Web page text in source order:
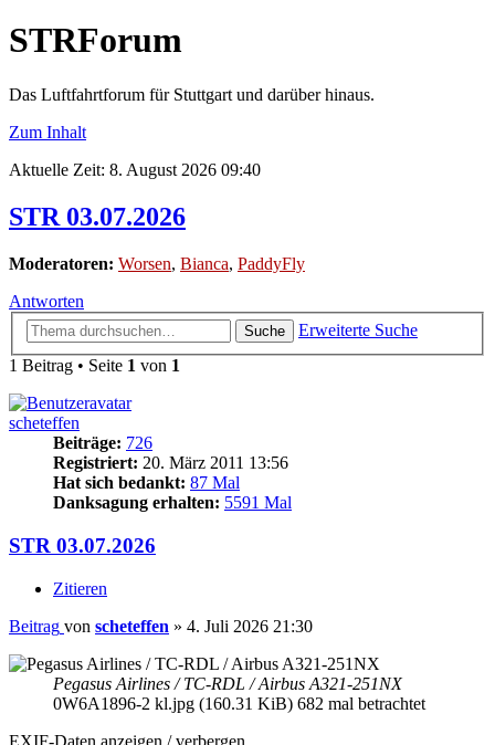
STRForum
Das Luftfahrtforum für Stuttgart und darüber hinaus.
Zum Inhalt
Aktuelle Zeit: 8. August 2026 09:40
STR 03.07.2026
Moderatoren: Worsen, Bianca, PaddyFly
Antworten
Suche
Erweiterte Suche
1 Beitrag • Seite 1 von 1
scheteffen
Beiträge: 726
Registriert: 20. März 2011 13:56
Hat sich bedankt: 87 Mal
Danksagung erhalten: 5591 Mal
STR 03.07.2026
Zitieren
Beitrag von scheteffen » 4. Juli 2026 21:30
Pegasus Airlines / TC-RDL / Airbus A321-251NX
0W6A1896-2 kl.jpg (160.31 KiB) 682 mal betrachtet
EXIF-Daten anzeigen / verbergen